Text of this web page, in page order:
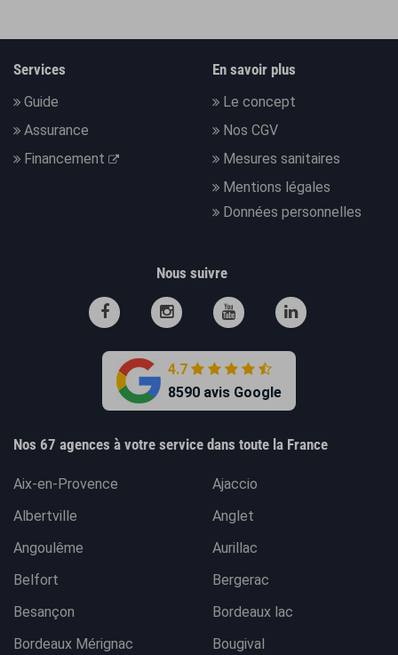
Services
Guide
Assurance
Financement
En savoir plus
Le concept
Nos CGV
Mesures sanitaires
Mentions légales
Données personnelles
Nous suivre
4.7
8590 avis Google
Nos 67 agences à votre service dans toute la France
Aix-en-Provence
Ajaccio
Albertville
Anglet
Angoulême
Aurillac
Belfort
Bergerac
Besançon
Bordeaux lac
Bordeaux Mérignac
Bougival